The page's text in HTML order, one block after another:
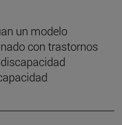
un modelo
con trastornos